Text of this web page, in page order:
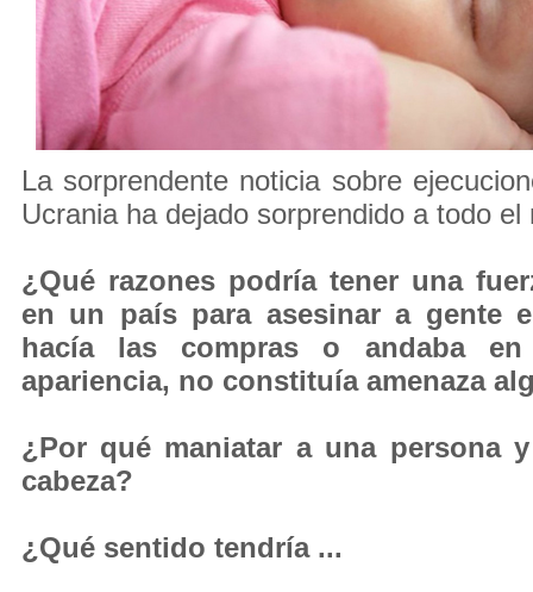
La sorprendente noticia sobre
Ucrania ha dejado sorprendido a todo el
¿Qué razones podría tener una
en un país para asesinar a gente
hacía las compras o andaba
apariencia, no constituía amenaza
¿Por qué maniatar a una persona
cabeza?
¿Qué sentido tendría ...